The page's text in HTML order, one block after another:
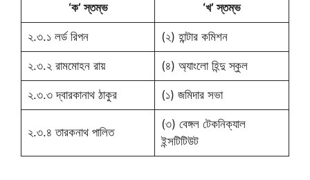
‘ক’ স্তম্ভ ‘খ’ স্তম্ভ
২.৩.১ লর্ড রিপন (২) হান্টার কমিশন
২.৩.২ রামমোহন রায় (৪) অ্যাংলো হিন্দু স্কুল
২.৩.৩ দ্বারকানাথ ঠাকুর (১) জমিদার সভা
২.৩.৪ তারকনাথ পালিত
(৩) বেঙ্গল টেকনিক্যাল
ইন্সটিটিউট